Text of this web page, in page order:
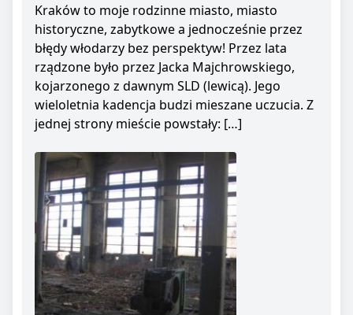
Kraków to moje rodzinne miasto, miasto
historyczne, zabytkowe a jednocześnie przez
błędy włodarzy bez perspektyw! Przez lata
rządzone było przez Jacka Majchrowskiego,
kojarzonego z dawnym SLD (lewicą). Jego
wieloletnia kadencja budzi mieszane uczucia. Z
jednej strony mieście powstały: […]